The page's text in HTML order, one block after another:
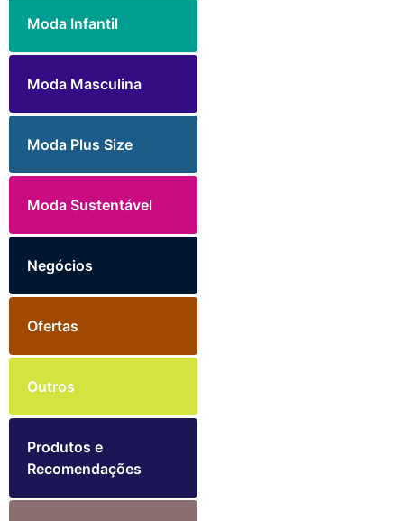
Moda Infantil
Moda Masculina
Moda Plus Size
Moda Sustentável
Negócios
Ofertas
Outros
Produtos e
Recomendações